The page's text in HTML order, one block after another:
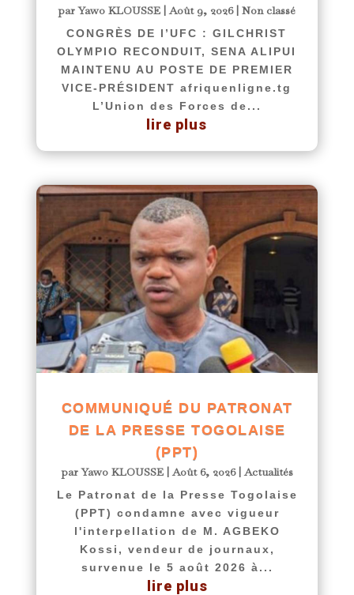
parYawo KLOUSSE |Août 9, 2026|Non classé
CONGRÈS DE l’UFC : GILCHRIST
OLYMPIO RECONDUIT, SENA ALIPUI
MAINTENU AU POSTE DE PREMIER
VICE-PRÉSIDENT afriquenligne.tg
L’Union des Forces de...
lire plus
COMMUNIQUÉ DU PATRONAT
DE LA PRESSE TOGOLAISE
(PPT)
parYawo KLOUSSE| Août 6, 2026| Actualités
Le Patronat de la Presse Togolaise
(PPT) condamne avec vigueur
l'interpellation de M. AGBEKO
Kossi, vendeur de journaux,
survenue le 5 août 2026 à...
lire plus